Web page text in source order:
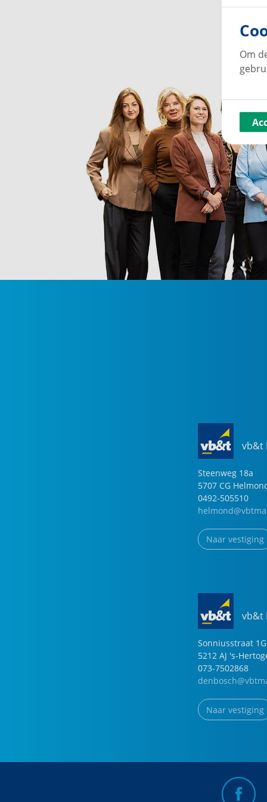
vb&t
Steenweg 18a
5707 CG
0492-505510
Naar vestiging
vb&t
Sonniusstraat 1G
5212 AJ 's-
073-7502868
Naar vestiging
Om